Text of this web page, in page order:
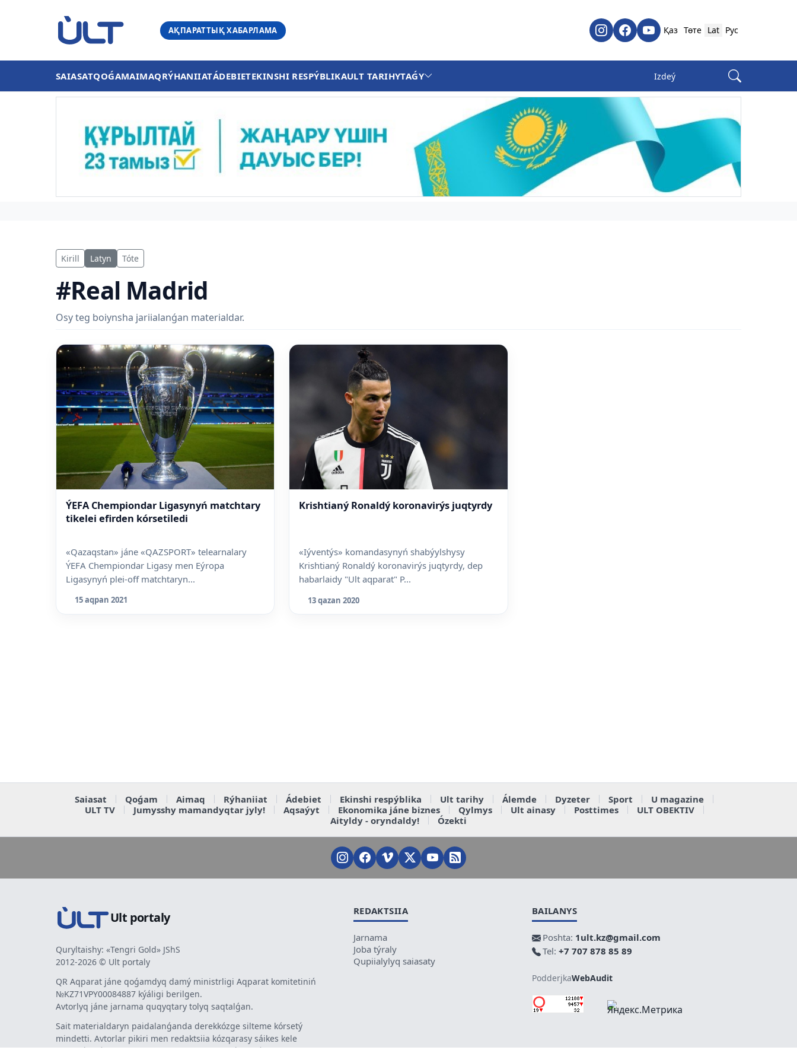
АҚПАРАТТЫҚ ХАБАРЛАМА Қаз Төте Lat Рус
SAIASATQOǴAMAIMAQRÝHANIIATÁDEBIETEKINSHI RESPÝBLIKAULT TARIHYTAǴY
Kirill Latyn Tóte
#Real Madrid
Osy teg boiynsha jariialanǵan materialdar.
ÝEFA Chempiondar Ligasynyń matchtary
tikelei efirden kórsetiledi
«Qazaqstan» jáne «QAZSPORT» telearnalary
ÝEFA Chempiondar Ligasy men Eýropa
Ligasynyń plei-off matchtaryn...
15 aqpan 2021
Krishtianý Ronaldý koronavirýs juqtyrdy
«Iýventýs» komandasynyń shabýylshysy
Krishtianý Ronaldý koronavirýs juqtyrdy, dep
habarlaidy "Ult aqparat" P...
13 qazan 2020
Saiasat Qoǵam Aimaq Rýhaniiat Ádebiet Ekinshi respýblika Ult tarihy Álemde Dyzeter Sport
U magazine
ULT TV
Jumysshy mamandyqtar jyly! Aqsaýyt Ekonomika jáne biznes Qylmys Ult ainasy Posttimes
ULT OBEKTIV
Aityldy - oryndaldy!
Ózekti
Ult portaly
Quryltaishy: «Tengri Gold» JShS
2012-2026 © Ult portaly
QR Aqparat jáne qoǵamdyq damý ministrligi Aqparat komitetiniń
№KZ71VPY00084887 kýáligi berilgen.
Avtorlyq jáne jarnama quqyqtary tolyq saqtalǵan.
Sait materialdaryn paidalanǵanda derekkózge silteme kórsetý
mindetti. Avtorlar pikiri men redaktsiia kózqarasy sáikes kele
bermeýi múmkin. Jarnama men habarlandyrýlardyń mazmunyna
REDAKTSIIA
Jarnama
Joba týraly
Qupiialylyq saiasaty
BAILANYS
Poshta: 1ult.kz@gmail.com
Tel: +7 707 878 85 89
PodderjkaWebAudit